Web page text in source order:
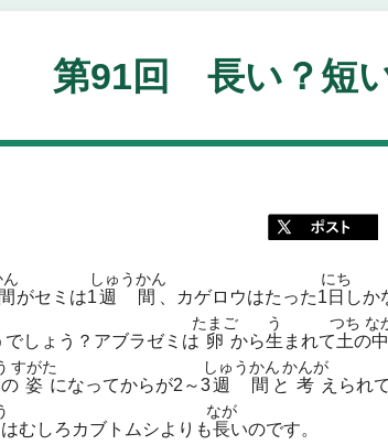
第91回 長い？短
ん
がセミは1週間
しゅうかん
、カゲロウはたった1 日
にち
しか
でしょう？アブラゼミは 卵
たまご
から生
う
まれて土
つち
の中
な
の 姿
すがた
になってからが2～3週間
しゅうかん
と 考
かんが
えられ
はむしろカブトムシよりも長
なが
いのです。